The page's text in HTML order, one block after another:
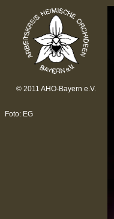
© 2011 AHO-Bayern e.V.
Foto: EG